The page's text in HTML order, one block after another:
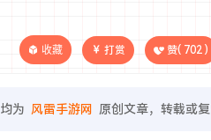
收藏 打赏 赞( 702 )
为 风雷手游网 原创文章，转载或